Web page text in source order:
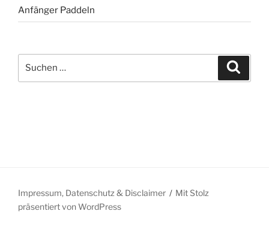
Anfänger Paddeln
nach:
Impressum, Datenschutz & Disclaimer
Mit Stolz
präsentiert von WordPress